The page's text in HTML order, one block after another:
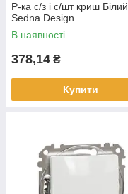
Р-ка с/з і с/шт криш Білий
Sedna Design
В наявності
378,14 ₴
Купити